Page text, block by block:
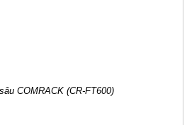
COMRACK (CR-FT600)